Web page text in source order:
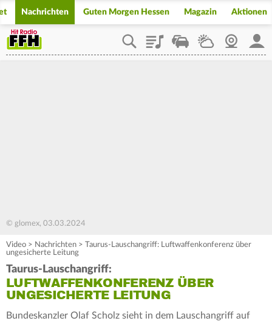
Nachrichten Guten Morgen Hessen Magazin Aktionen
PlaylistStaupilotWetterWebcam
© glomex, 03.03.2024
Video > Nachrichten > Taurus-Lauschangriff: Luftwaffenkonferenz über
ungesicherte Leitung
Taurus-Lauschangriff:
LUFTWAFFENKONFERENZ ÜBER
UNGESICHERTE LEITUNG
Bundeskanzler Olaf Scholz sieht in dem Lauschangriff auf